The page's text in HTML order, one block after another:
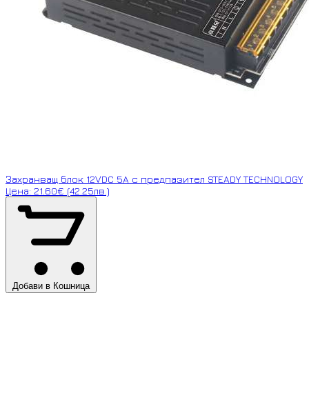
Захранващ блок 12VDC 5A с предпазител STEADY TECHNOLOGY
Цена: 21.60€ (42.25лв.)
Добави в Кошница